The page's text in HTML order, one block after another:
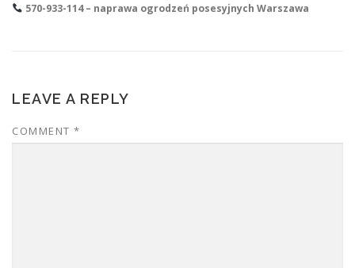
570-933-114 – naprawa ogrodzeń posesyjnych Warszawa
LEAVE A REPLY
COMMENT *